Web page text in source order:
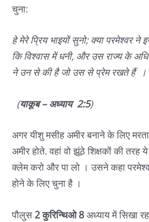
चुना:
हे मेरे प्रिय भाइयों सुनो; क्या परमेश्वर
कि विश्वास में धनी, और उस राज्य के
ने उन से की है जो उस से प्रेम रखते हैं ।
(याकूब – अध्याय 2:5)
अगर यीशु मसीह अमीर बनाने के लिए
अमीर होते. वहां वो झूंठे शिक्षकों की तरह
क्लेम करो और पा लो । उसने कहा
होने के लिए चुना है ।
पौलुस2 कुरिन्थिओ 8अध्याय में सिखा